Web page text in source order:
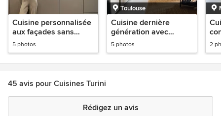
Cuisine personnalisée
aux façades sans
poignées blanches
mates.
5 photos
Toulouse
Cuisine dernière
génération avec
agencements
astucieux et façades
5 photos
et
2
45 avis pour Cuisines Turini
Rédigez un avis